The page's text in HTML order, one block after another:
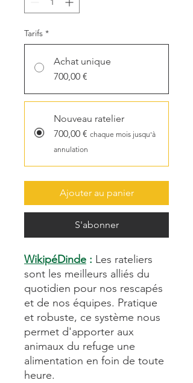
Tarifs *
Achat unique
700,00 €
Nouveau ratelier
700,00 € chaque mois jusqu'à
annulation
Ajouter au panier
S'abonner
WikipéDinde : Les rateliers
sont les meilleurs alliés du
quotidien pour nos rescapés
et de nos équipes. Pratique
et robuste, ce système nous
permet d'apporter aux
animaux du refuge une
alimentation en foin de toute
heure.